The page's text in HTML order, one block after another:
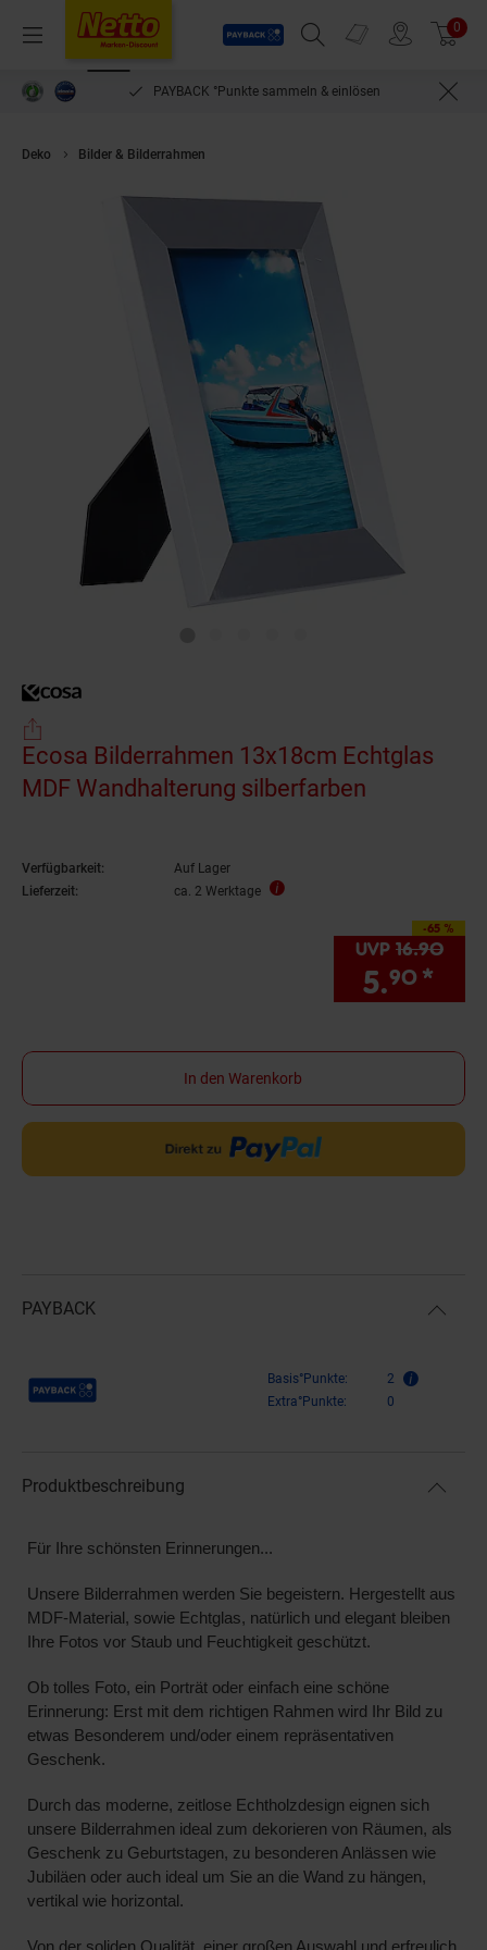
Menü
Payback
Suchfeld einblenden
Prospekte 0
PAYBACK °Punkte sammeln & einlösen
Deko Bilder & Bilderrahmen
Ecosa Bilderrahmen 13x18cm Echtglas
MDF Wandhalterung silberfarben
Verfügbarkeit:
Auf Lager
Lieferzeit:
ca. 2 Werktage
-65 %
Sie Sparen 65
UVP 16.90UVP
5.90 *
In den Warenkorb
PAYBACK
Payback Punkte Basis°Punkte:
2
Extra°Punkte:
0
Produktbeschreibung
Für Ihre schönsten Erinnerungen...
Unsere Bilderrahmen werden Sie begeistern. Hergestellt aus
MDF-Material, sowie Echtglas, natürlich und elegant bleiben
Ihre Fotos vor Staub und Feuchtigkeit geschützt.
Ob tolles Foto, ein Porträt oder einfach eine schöne
Erinnerung: Erst mit dem richtigen Rahmen wird Ihr Bild zu
etwas Besonderem und/oder einem repräsentativen
Geschenk.
Durch das moderne, zeitlose Echtholzdesign eignen sich
unsere Bilderrahmen ideal zum dekorieren von Räumen, als
Geschenk zu Geburtstagen, zu besonderen Anlässen wie
Jubiläen oder auch ideal um Sie an die Wand zu hängen,
vertikal wie horizontal.